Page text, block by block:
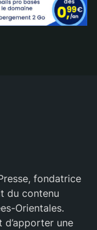
fondatrice
du contenu
Orientales.
d’apporter une